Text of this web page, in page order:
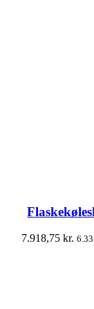
7.918,75kr.